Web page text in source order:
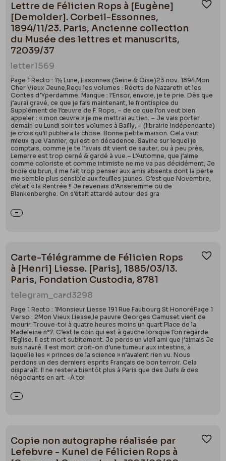
Lettre de Félicien Rops à [Eugène]
[Demolder]. Corbeil-Essonnes,
1894/11/23. Paris, Ancienne collection
du Musée des lettres et manuscrits,
72039/37
letter1569
Page 1 Recto : 1½ Lune, Essonnes.(Seine & Oise)23 nov. 1894.Mon
Cher Vieux Jeune,Reçu les volumes : Récits de Nazareth et les
Contes d’Yperdamme. Manque : l’Ensor, envoie, je te prie. Dès que
j’aurai gravé, ce que je fais maintenant, le frontispice du
Supplément de l’œuvre de F. Rops, – de ce que l’on veut bien
appeler : « mon œuvre » je me mettrai au tien. – Je vais porter
demain ou Lundi soir tes volumes à Bailly, – (librairie Indépendante)
je crois qu’il publiera la chose. Bonne petite maison. Cela vaut
mieux que Vannier, qui est en décadence. Savine sur lequel je
comptais, comme je te l’avais dit vient de sauter, ou à peu près,
Lemerre est trop cerné & gardé à vue.– L’Automne, que j’aime
comme coloriste et comme intimiste ne me va pas décidément, Je
broie du brun, il me fait trop penser aux amis absents dont la perte
me semble plus sensible aux feuilles jaunes. C’est que Novembre,
c’était « la Rentrée !! Je revenais d’Anseremme ou de
Blankenberghe. On s’était attardé autour des gra
Carte-Télégramme de Félicien Rops
à [Henri] Liesse. [Paris], 1885/03/13.
Paris, Fondation Custodia, 8781
telegram_card3298
Page 1 Recto : 1Monsieur Liesse 191 Rue Faubourg St HonoréPage 1
Verso : 2Mon Vieux Liesse,le pauvre Georges Camuset vient de
mourir. Trouve-toi à quatre heures moins un quart Place de la
Madeleine n°7. C’est le coin qui est à gauche lorsque l’on regarde
l’Eglise. Il est mort subitement. Je perds un vieil ami que j’aimais Je
suis navré. Il est mort croit-on d’une tumeur aux intestins, à
laquelle les « princes de la science » n’avaient rien vu. Nous
perdons un des derniers esprits Français de bon terroir. Cela
disparaît. Il ne restera bientôt plus à Paris que des Juifs & des
négociants en art. -À toi
Copie non autographe réalisée par
Lefebvre - Kunel de Félicien Rops à